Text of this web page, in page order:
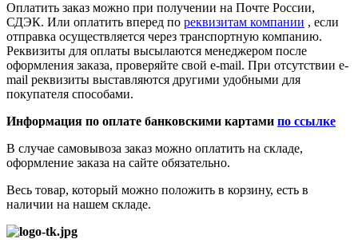
Оплатить заказ можно при получении на Почте России,
СДЭК. Или оплатить вперед по реквизитам компании , если
отправка осуществляется через транспортную компанию.
Реквизиты для оплаты высылаются менеджером после
оформления заказа, проверяйте свой e-mail. При отсутствии e-
mail реквизиты выставляются другими удобными для
покупателя способами.
Информация по оплате банковскими картами по ссылке
В случае самовывоза заказ можно оплатить на складе,
оформление заказа на сайте обязательно.
Весь товар, который можно положить в корзину, есть в
наличии на нашем складе.